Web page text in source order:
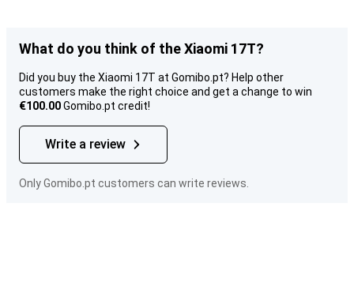
What do you think of the Xiaomi 17T?
Did you buy the Xiaomi 17T at Gomibo.pt? Help other
customers make the right choice and get a change to win
€100.00Gomibo.pt credit!
Write a review
Only Gomibo.pt customers can write reviews.